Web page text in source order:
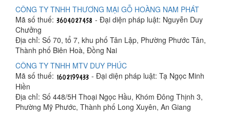
CÔNG TY TNHH THƯƠNG MẠI GỖ HOÀNG NAM PHÁT
Mã số thuế:
- Đại diện pháp luật: Nguyễn Duy
Chưởng
Địa chỉ: Số 70, tổ 7, khu phố Tân Lập, Phường Phước Tân,
Thành phố Biên Hoà, Đồng Nai
CÔNG TY TNHH MTV DUY PHÚC
Mã số thuế:
- Đại diện pháp luật: Tạ Ngọc Minh
Hiền
Địa chỉ: Số 448/5H Thoại Ngọc Hầu, Khóm Đông Thịnh 3,
Phường Mỹ Phước, Thành phố Long Xuyên, An Giang